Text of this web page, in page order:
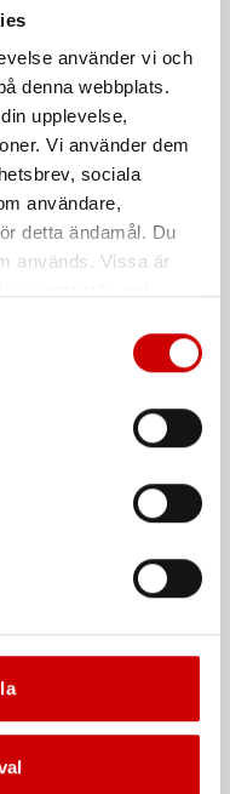
använder vi och
denna webbplats.
upplevelse,
Vi använder dem
sociala
användare,
detta ändamål. Du
används. Vissa är
Genom
överföringar. Läs
för tunga arbetsredskap
såsom gräv-, schakt- och
skogsmaskiner.
Plastinsats 16 fack
väskor med svart lock